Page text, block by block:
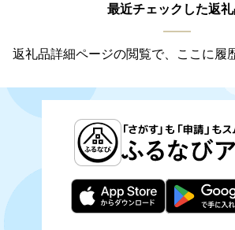
最近チェックした返
返礼品詳細ページの閲覧で、ここに履